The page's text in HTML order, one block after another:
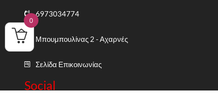
6973034774
Μπουμπουλίνας 2 - Αχαρνές
Σελίδα Επικοινωνίας
Social
0